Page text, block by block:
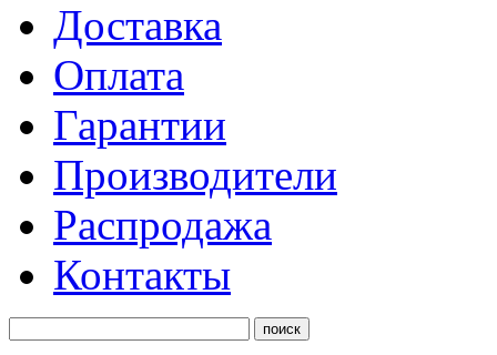
Доставка
Оплата
Гарантии
Производители
Распродажа
Контакты